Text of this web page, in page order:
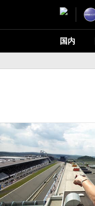
国内